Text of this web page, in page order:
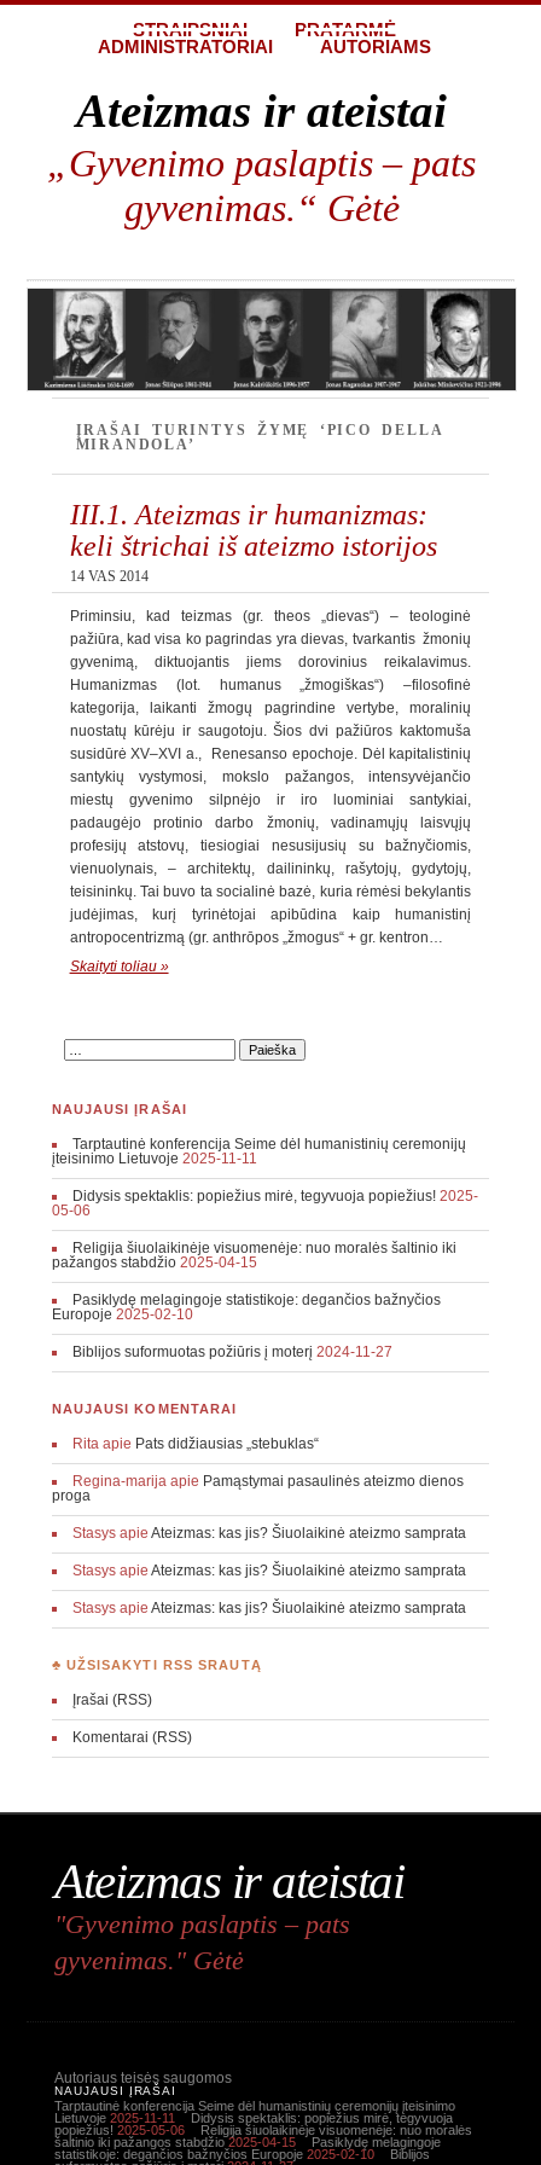
STRAIPSNIAI
PRATARMĖ
ADMINISTRATORIAI
AUTORIAMS
Ateizmas ir ateistai
„Gyvenimo paslaptis – pats
gyvenimas.“ Gėtė
ĮRAŠAI TURINTYS ŽYMĘ ‘PICO DELLA
MIRANDOLA’
III.1. Ateizmas ir humanizmas:
keli štrichai iš ateizmo istorijos
14 VAS 2014
Priminsiu, kad teizmas (gr. theos „dievas“) – teologinė
pažiūra, kad visa ko pagrindas yra dievas, tvarkantis žmonių
gyvenimą, diktuojantis jiems dorovinius reikalavimus.
Humanizmas (lot. humanus „žmogiškas“) –filosofinė
kategorija, laikanti žmogų pagrindine vertybe, moralinių
nuostatų kūrėju ir saugotoju. Šios dvi pažiūros kaktomuša
susidūrė XV–XVI a., Renesanso epochoje. Dėl kapitalistinių
santykių vystymosi, mokslo pažangos, intensyvėjančio
miestų gyvenimo silpnėjo ir iro luominiai santykiai,
padaugėjo protinio darbo žmonių, vadinamųjų laisvųjų
profesijų atstovų, tiesiogiai nesusijusių su bažnyčiomis,
vienuolynais, – architektų, dailininkų, rašytojų, gydytojų,
teisininkų. Tai buvo ta socialinė bazė, kuria rėmėsi bekylantis
judėjimas, kurį tyrinėtojai apibūdina kaip humanistinį
antropocentrizmą (gr. anthrōpos „žmogus“ + gr. kentron…
Skaityti toliau »
NAUJAUSI ĮRAŠAI
Tarptautinė konferencija Seime dėl humanistinių ceremonijų
įteisinimo Lietuvoje 2025-11-11
Didysis spektaklis: popiežius mirė, tegyvuoja popiežius! 2025-
05-06
Religija šiuolaikinėje visuomenėje: nuo moralės šaltinio iki
pažangos stabdžio 2025-04-15
Pasiklydę melagingoje statistikoje: degančios bažnyčios
Europoje 2025-02-10
Biblijos suformuotas požiūris į moterį 2024-11-27
NAUJAUSI KOMENTARAI
Ritaapie Pats didžiausias „stebuklas“
Regina-marijaapie Pamąstymai pasaulinės ateizmo dienos
proga
Stasysapie Ateizmas: kas jis? Šiuolaikinė ateizmo samprata
Stasysapie Ateizmas: kas jis? Šiuolaikinė ateizmo samprata
Stasysapie Ateizmas: kas jis? Šiuolaikinė ateizmo samprata
♣ UŽSISAKYTI RSS SRAUTĄ
Įrašai (RSS)
Komentarai (RSS)
Ateizmas ir ateistai
"Gyvenimo paslaptis – pats
gyvenimas." Gėtė
Autoriaus teisės saugomos
NAUJAUSI ĮRAŠAI
Tarptautinė konferencija Seime dėl humanistinių ceremonijų įteisinimo
Lietuvoje 2025-11-11
Didysis spektaklis: popiežius mirė, tegyvuoja
popiežius! 2025-05-06
Religija šiuolaikinėje visuomenėje: nuo moralės
šaltinio iki pažangos stabdžio 2025-04-15
Pasiklydę melagingoje
statistikoje: degančios bažnyčios Europoje 2025-02-10
Biblijos